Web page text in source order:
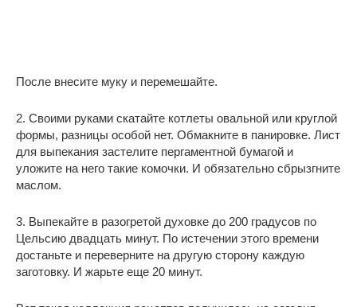
После внесите муку и перемешайте.
2. Своими руками скатайте котлеты овальной или круглой
формы, разницы особой нет. Обмакните в панировке. Лист
для выпекания застелите пергаментной бумагой и
уложите на него такие комочки. И обязательно сбрызгните
маслом.
3. Выпекайте в разогретой духовке до 200 градусов по
Цельсию двадцать минут. По истечении этого времени
достаньте и переверните на другую сторону каждую
заготовку. И жарьте еще 20 минут.